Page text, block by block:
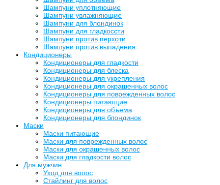
Шампуни уплотняющие
Шампуни увлажняющие
Шампуни для блондинок
Шампуни для гладкоссти
Шампуни против перхоти
Шампуни против выпадения
Кондиционеры
Кондиционеры для гладкости
Кондиционеры для блеска
Кондиционеры для укрепления
Кондиционеры для окрашенных волос
Кондиционеры для поврежденных волос
Кондиционеры питающие
Кондиционеры для объема
Кондиционеры для блондинок
Маски
Маски питающие
Маски для поврежденных волос
Маски для окрашенных волос
Маски для гладкости волос
Для мужчин
Уход для волос
Стайлинг для волос